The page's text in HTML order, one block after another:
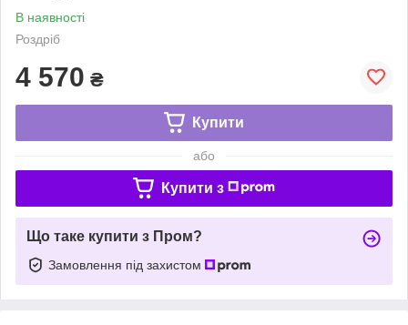
В наявності
Роздріб
4 570 ₴
Купити
або
Купити з
Що таке купити з Пром?
Замовлення під захистом